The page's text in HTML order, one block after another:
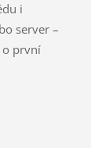
i
server –
o první